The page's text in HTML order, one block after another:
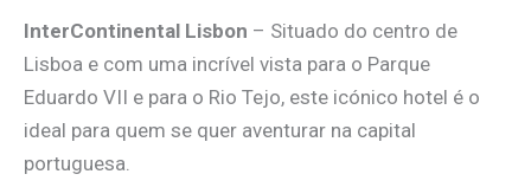
InterContinental Lisbon – Situado do centro de
Lisboa e com uma incrível vista para o Parque
Eduardo VII e para o Rio Tejo, este icónico hotel é o
ideal para quem se quer aventurar na capital
portuguesa.